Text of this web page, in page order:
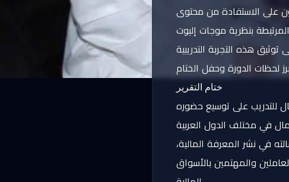
على الاستفادة من محتوى
هذه التجربة التدريبية
ختام التقرير
للتدريب على توسيع حضوره
في نشر المعرفة المالية،
والمهتمين بالأسواق